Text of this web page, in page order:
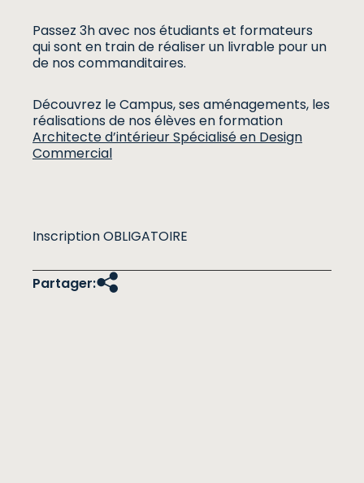
Passez 3h avec nos étudiants et formateurs
qui sont en train de réaliser un livrable pour un
de nos commanditaires.
Découvrez le Campus, ses aménagements, les
réalisations de nos élèves en formation
Architecte d’intérieur Spécialisé en Design
Commercial
Inscription OBLIGATOIRE
Partager: